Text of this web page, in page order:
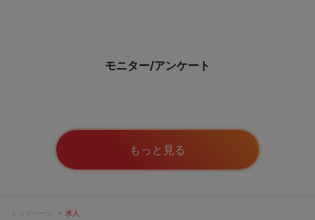
モニター/アンケート
もっと見る
トップページ 求人